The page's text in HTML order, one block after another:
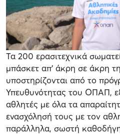
Τα 200 ερασιτεχνικά
μπάσκετ απ’ άκρη σε άκρη
υποστηρίζονται από το
Υπευθυνότητας του ΟΠΑΠ,
αθλητές με όλα τα
ενασχόλησή τους με τον
παράλληλα, σωστή